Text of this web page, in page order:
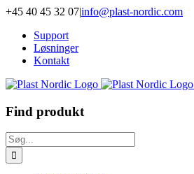
Skip
content
+45 40 45 32 07|info@plast-nordic.com
Support
Løsninger
Kontakt
Find produkt
Søg
efter: